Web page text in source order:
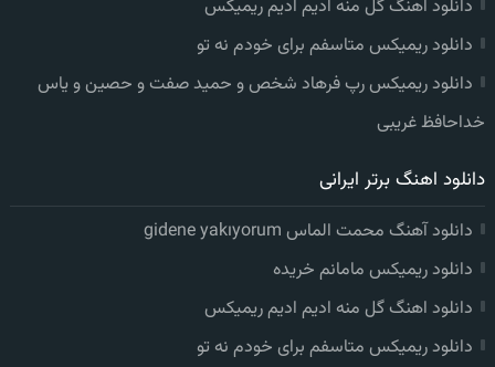
دانلود اهنگ گل منه ادیم ادیم ریمیکس
دانلود ریمیکس متاسفم برای خودم نه تو
دانلود ریمیکس رپ فرهاد شخص و حمید صفت و حصین و یاس
خداحافظ غریبی
دانلود اهنگ برتر ایرانی
دانلود آهنگ محمت الماس gidene yakıyorum
دانلود ریمیکس مامانم خریده
دانلود اهنگ گل منه ادیم ادیم ریمیکس
دانلود ریمیکس متاسفم برای خودم نه تو